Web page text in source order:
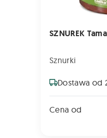
SZNUREK
Sznurki
Dostawa od
Cena od